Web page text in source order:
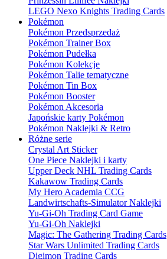
LEGO Nexo Knights Trading Cards
Pokémon
Pokémon Przedsprzedaż
Pokémon Trainer Box
Pokémon Pudełka
Pokémon Kolekcje
Pokémon Talie tematyczne
Pokémon Tin Box
Pokémon Booster
Pokémon Akcesoria
Japońskie karty Pokémon
Pokémon Naklejki & Retro
Różne serie
Crystal Art Sticker
One Piece Naklejki i karty
Upper Deck NHL Trading Cards
Kakawow Trading Cards
My Hero Academia CCG
Landwirtschafts-Simulator Naklejki
Yu-Gi-Oh Trading Card Game
Yu-Gi-Oh Naklejki
Magic: The Gathering Trading Cards
Star Wars Unlimited Trading Cards
Digimon Trading Cards